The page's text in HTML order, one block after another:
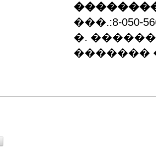
���.:8-050-
�.
�������